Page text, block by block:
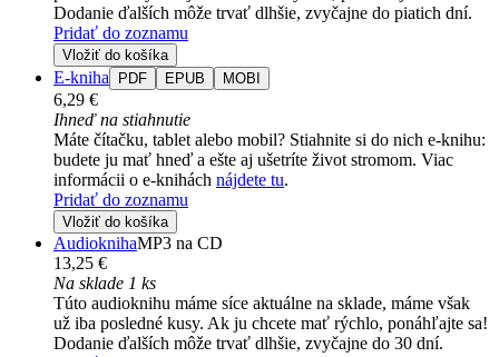
Dodanie ďalších môže trvať dlhšie, zvyčajne do piatich dní.
Pridať do zoznamu
Vložiť do košíka
E-kniha PDF EPUB MOBI
6,29 €
Ihneď na stiahnutie
Máte čítačku, tablet alebo mobil? Stiahnite si do nich e-knihu:
budete ju mať hneď a ešte aj ušetríte život stromom. Viac
informácii o e-knihách nájdete tu.
Pridať do zoznamu
Vložiť do košíka
AudioknihaMP3 na CD
13,25 €
Na sklade 1 ks
Túto audioknihu máme síce aktuálne na sklade, máme však
už iba posledné kusy. Ak ju chcete mať rýchlo, ponáhľajte sa!
Dodanie ďalších môže trvať dlhšie, zvyčajne do 30 dní.